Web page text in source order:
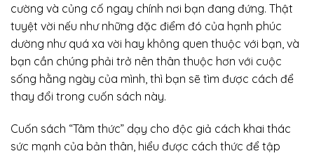
cường và củng cố ngay chính nơi bạn đang đứng. Thật
tuyệt vời nếu như những đặc điểm đó của hạnh phúc
dường như quá xa vời hay không quen thuộc với bạn, và
bạn cần chúng phải trở nên thân thuộc hơn với cuộc
sống hằng ngày của mình, thì bạn sẽ tìm được cách để
thay đổi trong cuốn sách này.
Cuốn sách “Tâm thức” dạy cho độc giả cách khai thác
sức mạnh của bản thân, hiểu được cách thức để tập